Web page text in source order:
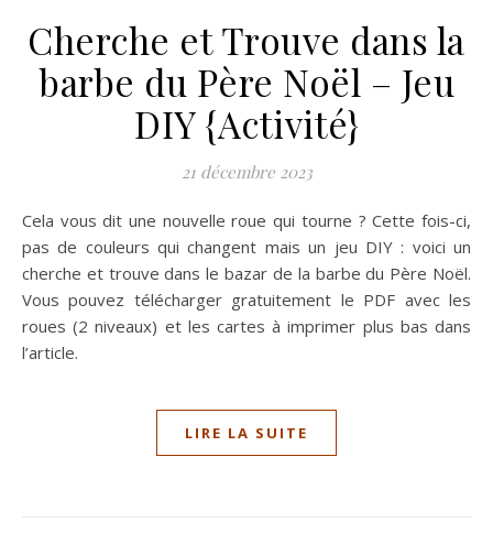
Cherche et Trouve dans la
barbe du Père Noël – Jeu
DIY {Activité}
21 décembre 2023
Cela vous dit une nouvelle roue qui tourne ? Cette fois-ci,
pas de couleurs qui changent mais un jeu DIY : voici un
cherche et trouve dans le bazar de la barbe du Père Noël.
Vous pouvez télécharger gratuitement le PDF avec les
roues (2 niveaux) et les cartes à imprimer plus bas dans
l’article.
LIRE LA SUITE